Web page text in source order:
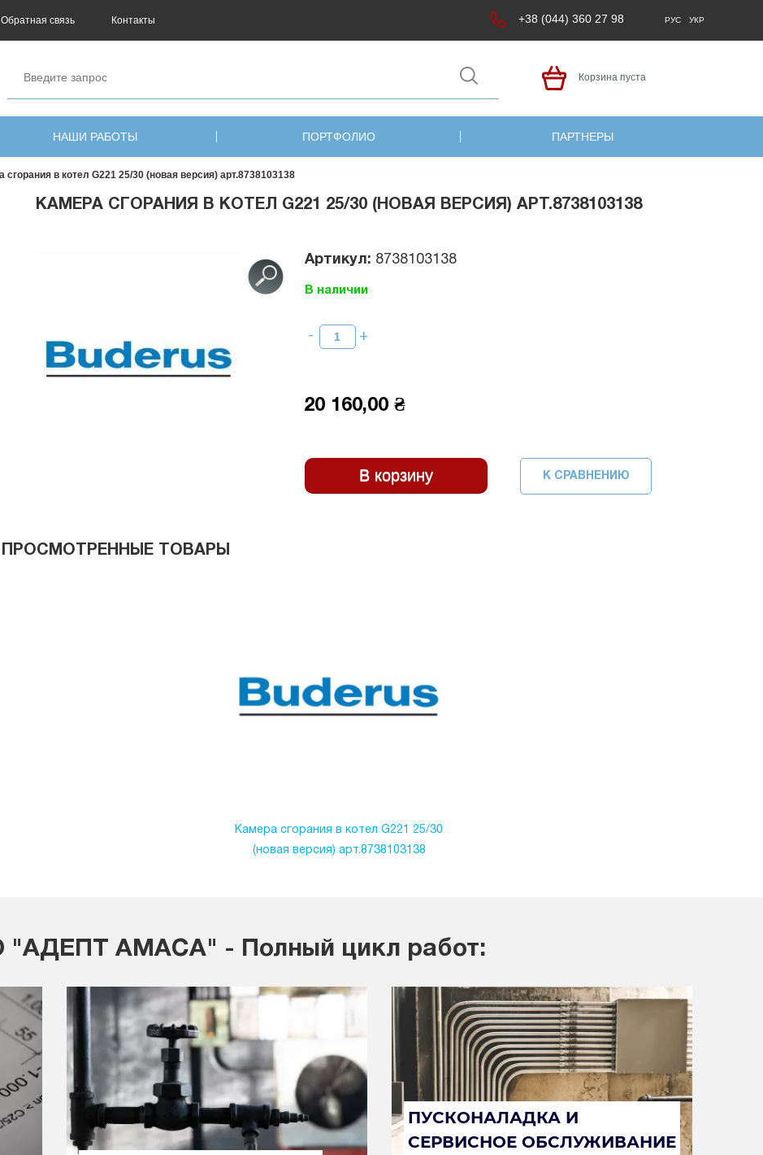
Обратная связь Контакты +38 (044) 360 27 98 РУС УКР
Корзина пуста
НАШИ РАБОТЫ ПОРТФОЛИО ПАРТНЕРЫ
сгорания в котел G221 25/30 (новая версия) арт.8738103138
КАМЕРА СГОРАНИЯ В КОТЕЛ G221 25/30 (НОВАЯ ВЕРСИЯ) АРТ.8738103138
Артикул: 8738103138
20 160,00 ₴
К СРАВНЕНИЮ
В наличии
ПРОСМОТРЕННЫЕ ТОВАРЫ
Камера сгорания в котел G221 25/30
(новая версия) арт.8738103138
"АДЕПТ АМАСА" - Полный цикл работ:
ПУСКОНАЛАДКА И
СЕРВИСНОЕ ОБСЛУЖИВАНИЕ